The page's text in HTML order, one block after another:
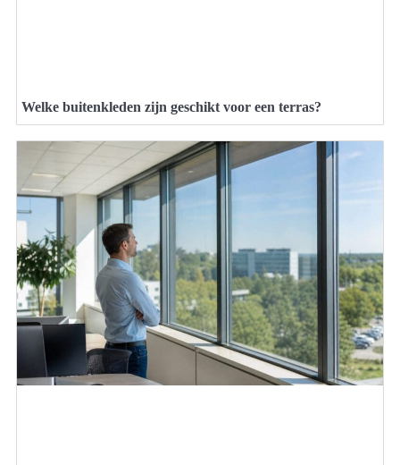
Welke buitenkleden zijn geschikt voor een terras?